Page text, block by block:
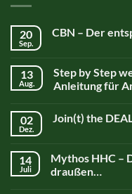
20
Sep.
CBN – Der
13
Aug.
Step by Step
Anleitung für
02
Dez.
Join(t) the
14
Juli
Mythos HHC –
draußen…